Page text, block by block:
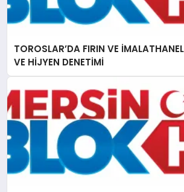
TOROSLAR’DA FIRIN VE
VE HİJYEN DENETİMİ